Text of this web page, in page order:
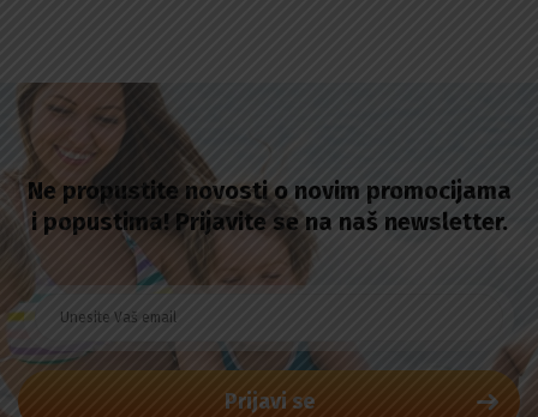
Ne propustite novosti o novim promocijama
i popustima! Prijavite se na naš newsletter.
Prijavi se